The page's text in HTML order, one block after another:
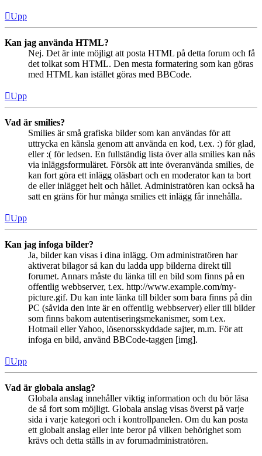
Upp
Kan jag använda HTML?
Nej. Det är inte möjligt att posta HTML på detta forum och få
det tolkat som HTML. Den mesta formatering som kan göras
med HTML kan istället göras med BBCode.
Upp
Vad är smilies?
Smilies är små grafiska bilder som kan användas för att
uttrycka en känsla genom att använda en kod, t.ex. :) för glad,
eller :( för ledsen. En fullständig lista över alla smilies kan nås
via inläggsformuläret. Försök att inte överanvända smilies, de
kan fort göra ett inlägg oläsbart och en moderator kan ta bort
de eller inlägget helt och hållet. Administratören kan också ha
satt en gräns för hur många smilies ett inlägg får innehålla.
Upp
Kan jag infoga bilder?
Ja, bilder kan visas i dina inlägg. Om administratören har
aktiverat bilagor så kan du ladda upp bilderna direkt till
forumet. Annars måste du länka till en bild som finns på en
offentlig webbserver, t.ex. http://www.example.com/my-
picture.gif. Du kan inte länka till bilder som bara finns på din
PC (såvida den inte är en offentlig webbserver) eller till bilder
som finns bakom autentiseringsmekanismer, som t.ex.
Hotmail eller Yahoo, lösenorsskyddade sajter, m.m. För att
infoga en bild, använd BBCode-taggen [img].
Upp
Vad är globala anslag?
Globala anslag innehåller viktig information och du bör läsa
de så fort som möjligt. Globala anslag visas överst på varje
sida i varje kategori och i kontrollpanelen. Om du kan posta
ett globalt anslag eller inte beror på vilken behörighet som
krävs och detta ställs in av forumadministratören.